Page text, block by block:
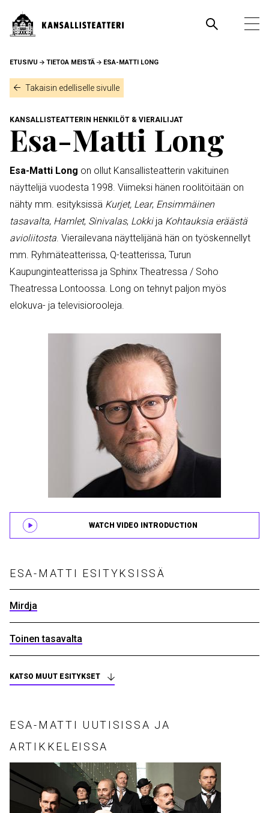
pääsisältöön
MURUPOLKU
ETUSIVU TIETOA MEISTÄ ESA-MATTI LONG
Takaisin edelliselle sivulle
KANSALLISTEATTERIN HENKILÖT & VIERAILIJAT
Esa-Matti Long
Esa-Matti Long on ollut Kansallisteatterin vakituinen
näyttelijä vuodesta 1998. Viimeksi hänen roolitöitään on
nähty mm. esityksissä Kurjet, Lear, Ensimmäinen
tasavalta, Hamlet, Sinivalas, Lokki ja Kohtauksia eräästä
avioliitosta . Vierailevana näyttelijänä hän on työskennellyt
mm. Ryhmäteatterissa, Q-teatterissa, Turun
Kaupunginteatterissa ja Sphinx Theatressa / Soho
Theatressa Lontoossa. Long on tehnyt paljon myös
elokuva- ja televisiorooleja.
WATCH VIDEO INTRODUCTION
ESA-MATTI ESITYKSISSÄ
Mirdja
Toinen tasavalta
KATSO MUUT ESITYKSET
ESA-MATTI UUTISISSA JA
ARTIKKELEISSA